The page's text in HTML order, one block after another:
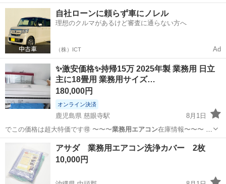
い。 僻地、山奥、…
静岡 浜松市 浜松駅 季節、空調家電
自社ローンに頼らず車にノレル
理想のクルマがあるけど審査に通らない方へ
（株）ICT Ad
✨激安価格✨持帰15万 2025年製 業務用 日立
主に18畳用 業務用サイズ…
180,000円
オンライン決済
鹿児島県 慈眼寺駅
8月1日
でこの価格は超大特価です🉐 〜〜〜業務用エアコン在庫情報〜〜〜 ⭕
一方向(天吊)2…鹿児島市 慈眼寺駅 季節、空調家電
アサダ 業務用エアコン洗浄カバー 2枚
10,000円